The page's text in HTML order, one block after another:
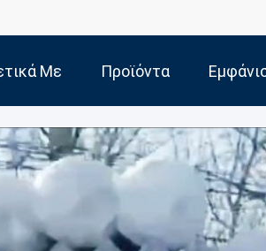
Με
Εμάς
Προϊόντα